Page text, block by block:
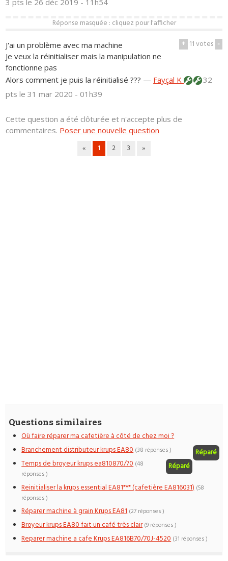
Réponse masquée : cliquez pour l'afficher
+ 11votes -
J'ai un problème avec ma machine
Je veux la réinitialiser mais la manipulation ne
fonctionne pas
Alors comment je puis la réinitialisé ??? — Fayçal K
32
ptsle 31 mar 2020 - 01h39
Cette question a été clôturée et n'accepte plus de
commentaires. Poser une nouvelle question
« 1 2 3 »
Questions similaires
Où faire réparer ma cafetière à côté de chez moi ?
Branchement distributeur krups EA80
Réparé
(38 réponses )
Temps de broyeur krups ea810870/70 Réparé
(48
réponses )
Reinitialiser la krups essential EA81*** (cafetière EA816031) (58
réponses )
Réparer machine à grain Krups EA81 (27 réponses )
Broyeur krups EA80 fait un café très clair (9 réponses )
Reparer machine a cafe Krups EA816B70/70J-4520 (31 réponses )